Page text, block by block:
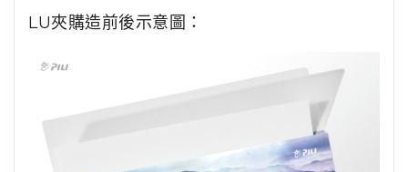
LU夾購造前後示意圖：